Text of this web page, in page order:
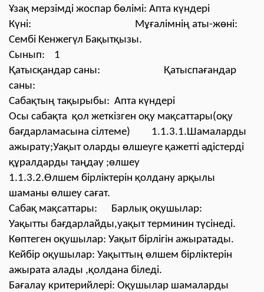
Ұзақ мерзімді жоспар бөлімі: Апта күндері
Күні: Мұғалімнің аты-жөні:
Сембі Кенжегүл Бақытқызы.
Сынып: 1
Қатысқандар саны: Қатыспағандар
саны:
Сабақтың тақырыбы: Апта күндері
Осы сабақта қол жеткізген оқу мақсаттары(оқу
бағдарламасына сілтеме) 1.1.3.1.Шамаларды
ажырату;Уақыт оларды өлшеуге қажетті әдістерді
құралдарды таңдау ;өлшеу
1.1.3.2.Өлшем бірліктерін қолдану арқылы
шаманы өлшеу сағат.
Сабақ мақсаттары: Барлық оқушылар:
Уақытты бағдарлайды,уақыт терминин түсінеді.
Көптеген оқушылар: Уақыт бірлігін ажыратады.
Кейбір оқушылар: Уақыттың өлшем бірліктерін
ажырата алады ,қолдана біледі.
Бағалау критерийлері: Оқушылар шамаларды